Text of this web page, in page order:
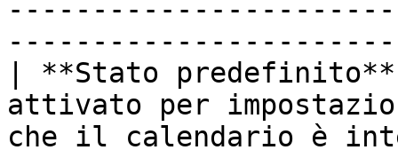
| **Stato
attivato per
che il calendario è